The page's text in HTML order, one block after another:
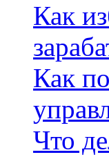
Как
Как
Что